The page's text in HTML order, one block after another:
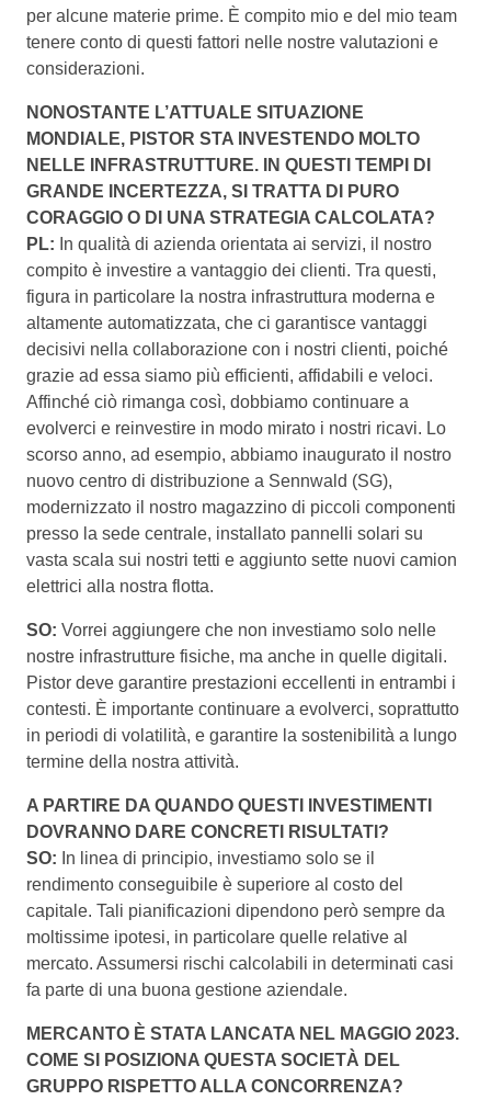
per alcune materie prime. È compito mio e del mio team
tenere conto di questi fattori nelle nostre valutazioni e
considerazioni.
NONOSTANTE L’ATTUALE SITUAZIONE
MONDIALE, PISTOR STA INVESTENDO MOLTO
NELLE INFRASTRUTTURE. IN QUESTI TEMPI DI
GRANDE INCERTEZZA, SI TRATTA DI PURO
CORAGGIO O DI UNA STRATEGIA CALCOLATA?
PL: In qualità di azienda orientata ai servizi, il nostro
compito è investire a vantaggio dei clienti. Tra questi,
figura in particolare la nostra infrastruttura moderna e
altamente automatizzata, che ci garantisce vantaggi
decisivi nella collaborazione con i nostri clienti, poiché
grazie ad essa siamo più efficienti, affidabili e veloci.
Affinché ciò rimanga così, dobbiamo continuare a
evolverci e reinvestire in modo mirato i nostri ricavi. Lo
scorso anno, ad esempio, abbiamo inaugurato il nostro
nuovo centro di distribuzione a Sennwald (SG),
modernizzato il nostro magazzino di piccoli componenti
presso la sede centrale, installato pannelli solari su
vasta scala sui nostri tetti e aggiunto sette nuovi camion
elettrici alla nostra flotta.
SO: Vorrei aggiungere che non investiamo solo nelle
nostre infrastrutture fisiche, ma anche in quelle digitali.
Pistor deve garantire prestazioni eccellenti in entrambi i
contesti. È importante continuare a evolverci, soprattutto
in periodi di volatilità, e garantire la sostenibilità a lungo
termine della nostra attività.
A PARTIRE DA QUANDO QUESTI INVESTIMENTI
DOVRANNO DARE CONCRETI RISULTATI?
SO: In linea di principio, investiamo solo se il
rendimento conseguibile è superiore al costo del
capitale. Tali pianificazioni dipendono però sempre da
moltissime ipotesi, in particolare quelle relative al
mercato. Assumersi rischi calcolabili in determinati casi
fa parte di una buona gestione aziendale.
MERCANTO È STATA LANCATA NEL MAGGIO 2023.
COME SI POSIZIONA QUESTA SOCIETÀ DEL
GRUPPO RISPETTO ALLA CONCORRENZA?